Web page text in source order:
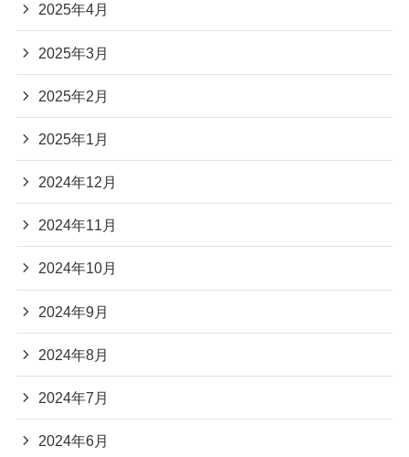
2025年4月
2025年3月
2025年2月
2025年1月
2024年12月
2024年11月
2024年10月
2024年9月
2024年8月
2024年7月
2024年6月